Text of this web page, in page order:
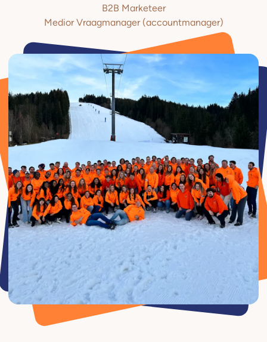
B2B Marketeer
Medior Vraagmanager (accountmanager)